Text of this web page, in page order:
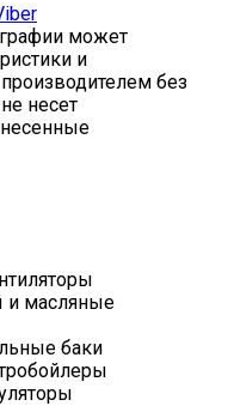
может
и
без
несет
и масляные
баки